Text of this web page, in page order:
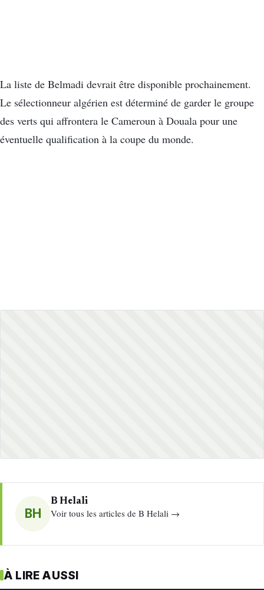
La liste de Belmadi devrait être disponible prochainement.
Le sélectionneur algérien est déterminé de garder le groupe
des verts qui affrontera le Cameroun à Douala pour une
éventuelle qualification à la coupe du monde.
BH
B Helali
Voir tous les articles de B Helali →
À LIRE AUSSI